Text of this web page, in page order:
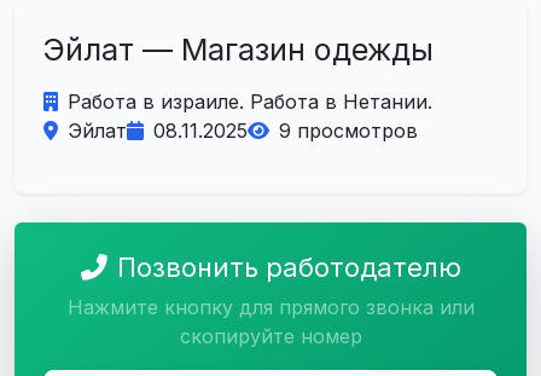
Эйлат — Магазин одежды
Работа в израиле. Работа в Нетании.
Эйлат
08.11.2025 9 просмотров
Позвонить работодателю
Нажмите кнопку для прямого звонка или
скопируйте номер